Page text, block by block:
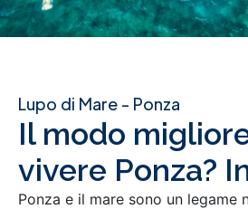
Lupo di Mare - Ponza
Il modo
vivere Ponza?
Ponza e il mare sono un legame